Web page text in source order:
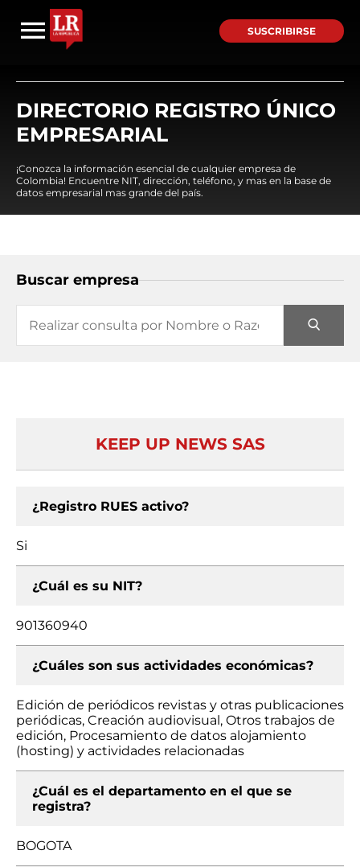
SUSCRIBIRSE
DIRECTORIO REGISTRO ÚNICO
EMPRESARIAL
¡Conozca la información esencial de cualquier empresa de
Colombia! Encuentre NIT, dirección, teléfono, y mas en la base de
datos empresarial mas grande del país.
Buscar empresa
KEEP UP NEWS SAS
¿Registro RUES activo?
Si
¿Cuál es su NIT?
901360940
¿Cuáles son sus actividades económicas?
Edición de periódicos revistas y otras publicaciones
periódicas, Creación audiovisual, Otros trabajos de
edición, Procesamiento de datos alojamiento
(hosting) y actividades relacionadas
¿Cuál es el departamento en el que se
registra?
BOGOTA